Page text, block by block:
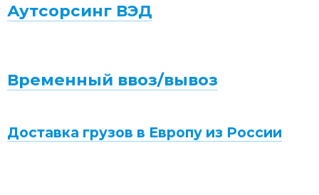
Аутсорсинг ВЭД
Временный ввоз/вывоз
Доставка грузов в Европу из России